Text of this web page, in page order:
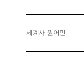
세계사-원어민